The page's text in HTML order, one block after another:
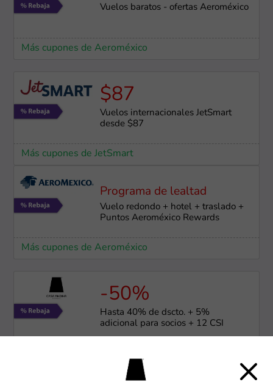
Vuelos baratos - ofertas Aeroméxico
Más cupones de Aeroméxico
$87
Vuelos internacionales JetSmart
desde $87
Más cupones de JetSmart
Programa de lealtad
Vuelo redondo + hotel + traslado +
Puntos Aeroméxico Rewards
Más cupones de Aeroméxico
-50%
Hasta 40% de dscto. + 5%
adicional para socios + 12 CSI